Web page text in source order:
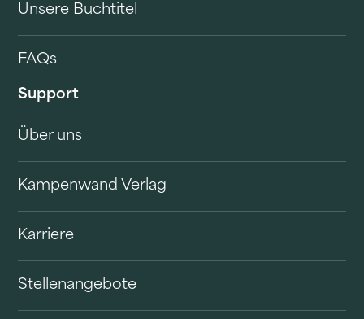
Unsere Buchtitel
FAQs
Support
Über uns
Kampenwand Verlag
Karriere
Stellenangebote